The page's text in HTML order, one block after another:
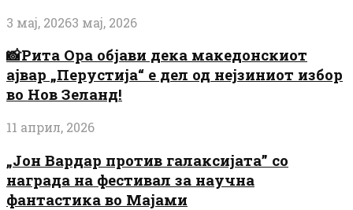
3 мај, 20263 мај, 2026
📸Рита Ора објави дека македонскиот
ајвар „Перустија“ е дел од нејзиниот избор
во Нов Зеланд!
11 април, 2026
„Јон Вардар против галаксијата” со
награда на фестивал за научна
фантастика во Мајами